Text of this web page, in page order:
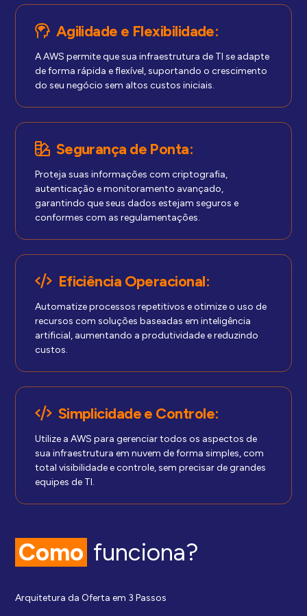
Agilidade e Flexibilidade:
A AWS permite que sua infraestrutura de TI se adapte
de forma rápida e flexível, suportando o crescimento
do seu negócio sem altos custos iniciais.
Segurança de Ponta:
Proteja suas informações com criptografia,
autenticação e monitoramento avançado,
garantindo que seus dados estejam seguros e
conformes com as regulamentações.
Eficiência Operacional:
Automatize processos repetitivos e otimize o uso de
recursos com soluções baseadas em inteligência
artificial, aumentando a produtividade e reduzindo
custos.
Simplicidade e Controle:
Utilize a AWS para gerenciar todos os aspectos de
sua infraestrutura em nuvem de forma simples, com
total visibilidade e controle, sem precisar de grandes
equipes de TI.
Como funciona?
Arquitetura da Oferta em 3 Passos